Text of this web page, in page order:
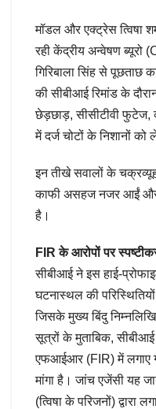
मॉडल और एक्ट्रेस त्विषा
रही केंद्रीय अन्वेषण ब्यूरो
गिरिबाला सिंह से पूछताछ
की सीबीआई रिमांड के
छेड़छाड़, सीसीटीवी फुटेज,
में दर्ज चोटों के निशानों
इन तीखे सवालों के
काफी असहज नजर आईं और
है।
FIR के आरोपों पर
सीबीआई ने इस हाई-
घटनास्थल की
जिसके मुख्य बिंदु
सूत्रों के मुताबिक, सीबीआई
एफआईआर (FIR) में लगाए
मांगा है। जांच एजेंसी यह
(त्विषा के परिजनों) द्वारा